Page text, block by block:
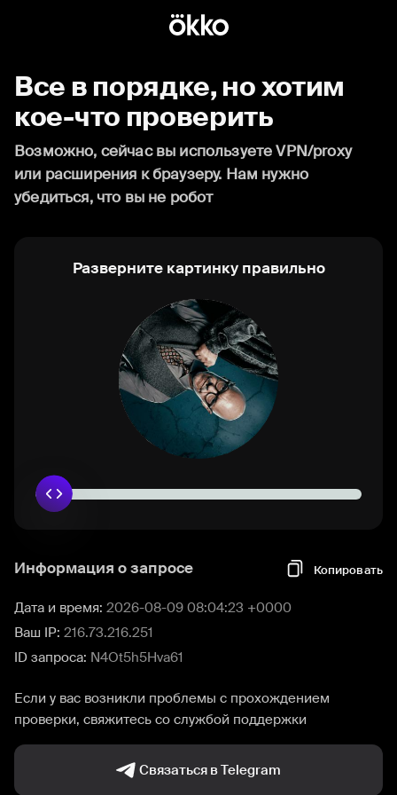
Все в порядке, но хотим
кое-что проверить
Возможно, сейчас вы используете VPN/proxy
или расширения к браузеру. Нам нужно
убедиться, что вы не робот
Разверните картинку правильно
Информация о запросе Копировать
Дата и время: 2026-08-09 08:04:23 +0000
Ваш IP: 216.73.216.251
ID запроса: N4Ot5h5Hva61
Если у вас возникли проблемы с прохождением
проверки, свяжитесь со службой поддержки
Связаться в Telegram